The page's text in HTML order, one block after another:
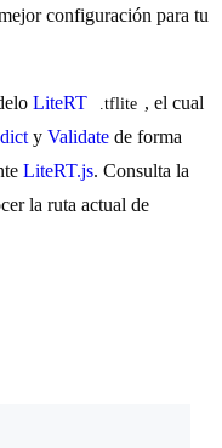
configuración para tu
LiteRT .tflite , el cual
y Validate de forma
LiteRT.js. Consulta la
la ruta actual de